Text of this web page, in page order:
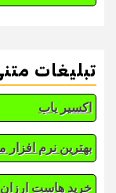
تبلیغات
اکسیر یاب
بهترین نرم
خرید هاست ارزان